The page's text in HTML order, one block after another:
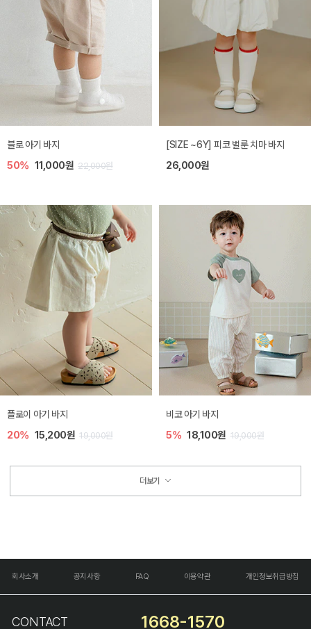
블로 아기 바지
50% 11,000원 22,000원
[SIZE ~6Y] 피코 벌룬 치마 바지
26,000원
플로이 아기 바지
20% 15,200원 19,000원
비코 아기 바지
5% 18,100원 19,000원
더보기
회사소개 공지사항 FAQ 이용약관 개인정보취급방침
CONTACT 1668-1570